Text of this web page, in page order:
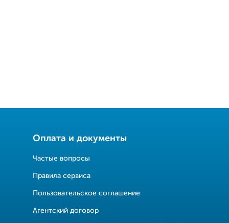
Оплата и документы
Частые вопросы
Правила сервиса
Пользовательское соглашение
Агентский договор